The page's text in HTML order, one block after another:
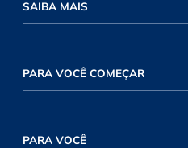
SAIBA MAIS
PARA VOCÊ COMEÇAR
PARA VOCÊ